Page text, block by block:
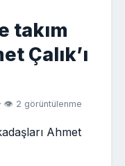
takım
Çalık’ı
👁 2 görüntülenme